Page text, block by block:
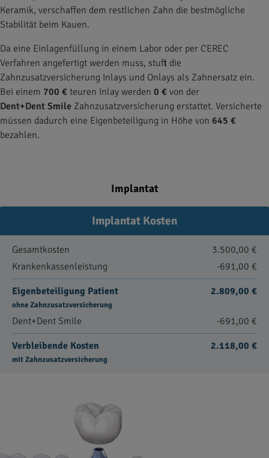
Keramik, verschaffen dem restlichen Zahn die bestmögliche
Stabilität beim Kauen.
Da eine Einlagenfüllung in einem Labor oder per CEREC
Verfahren angefertigt werden muss, stuft die
Zahnzusatzversicherung Inlays und Onlays als Zahnersatz ein.
Bei einem 700 € teuren Inlay werden 0 € von der
Dent+Dent Smile Zahnzusatzversicherung erstattet. Versicherte
müssen dadurch eine Eigenbeteiligung in Höhe von 645 €
bezahlen.
Implantat
Implantat Kosten
Gesamtkosten
3.500,00 €
Krankenkassenleistung
-691,00 €
Eigenbeteiligung Patient
ohne Zahnzusatzversicherung
2.809,00 €
Dent+Dent Smile -691,00 €
Verbleibende Kosten
mit Zahnzusatzversicherung
2.118,00 €